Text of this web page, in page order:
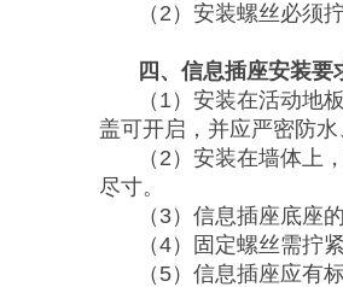
（2）安装螺丝必须
四、信息插座安装要
（1）安装在活动地
盖可开启，并应严密防水
（2）安装在墙体上
尽寸。
（3）信息插座底座
（4）固定螺丝需拧
（5）信息插座应有